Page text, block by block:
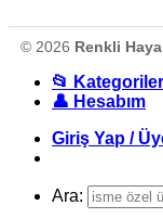
© 2026 Renkli
📂 Kategoriler
👤 Hesabım
Giriş Yap /
Ara: